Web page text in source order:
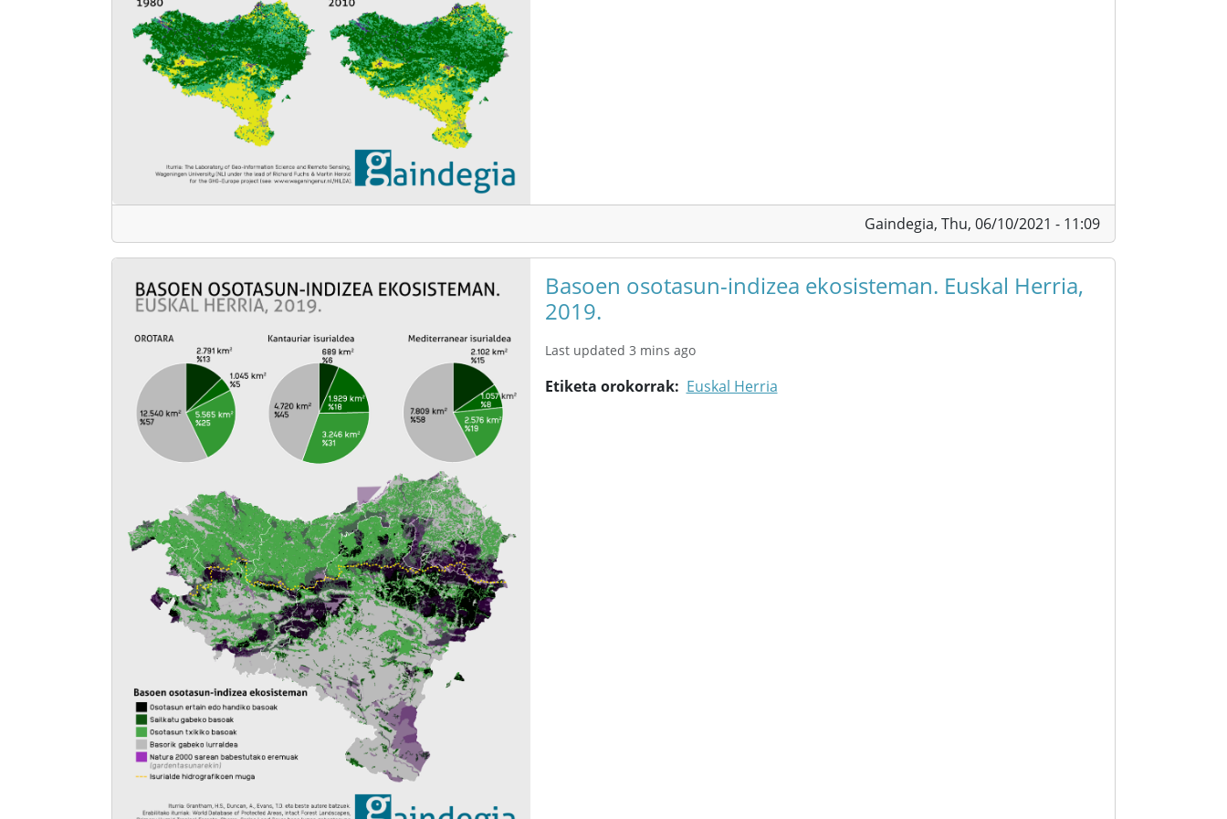
Gaindegia, Thu, 06/10/2021 - 11:09
Basoen osotasun-indizea ekosisteman. Euskal Herria,
2019.
Last updated 3 mins ago
Etiketa orokorrak Euskal Herria